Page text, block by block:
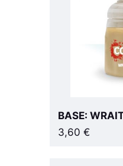
BASE:
3,60 €